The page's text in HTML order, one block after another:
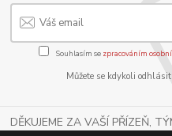
Souhlasím se zpracováním
Můžete se kdykoli
DĚKUJEME ZA VAŠÍ PŘÍZEŇ,